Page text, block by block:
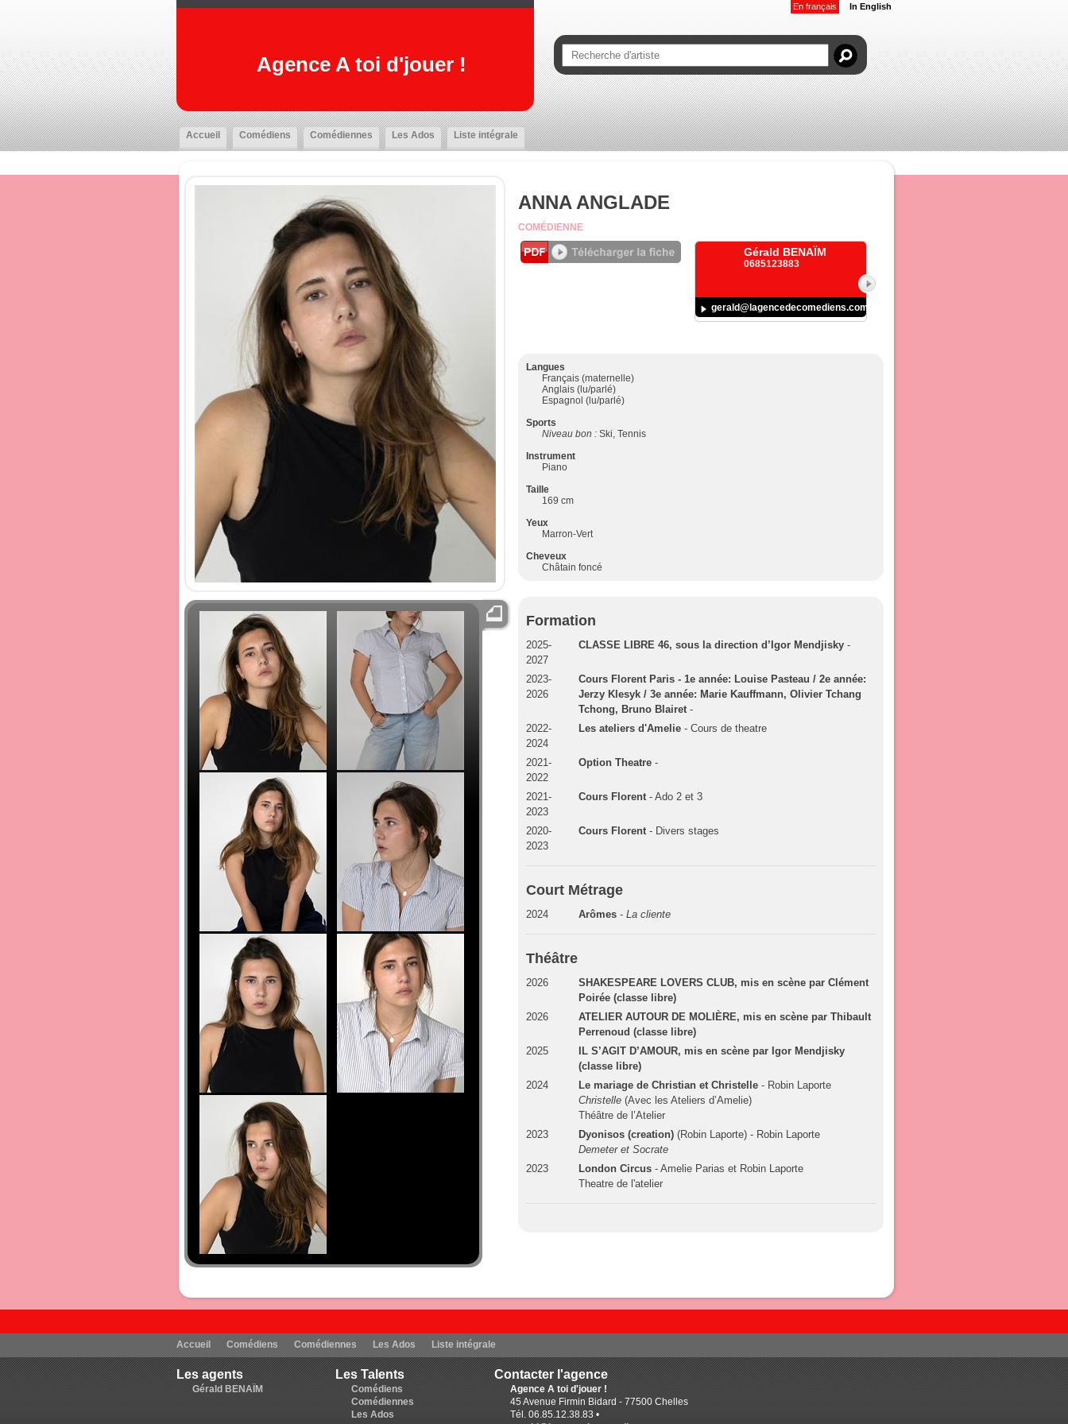
Agence A toi d'jouer !
En français In English
Accueil Comédiens Comédiennes Les Ados Liste intégrale
ANNA ANGLADE
COMÉDIENNE
Gérald BENAÏM
0685123883
gerald@lagencedecomediens.com
Langues
Français (maternelle)
Anglais (lu/parlé)
Espagnol (lu/parlé)
Sports
Niveau bon : Ski, Tennis
Instrument
Piano
Taille
169 cm
Yeux
Marron-Vert
Cheveux
Châtain foncé
Formation
2025-
2027
CLASSE LIBRE 46, sous la direction d’Igor Mendjisky -
2023-
2026
Cours Florent Paris - 1e année: Louise Pasteau / 2e année:
Jerzy Klesyk / 3e année: Marie Kauffmann, Olivier Tchang
Tchong, Bruno Blairet-
2022-
2024
Les ateliers d'Amelie - Cours de theatre
2021-
2022
Option Theatre -
2021-
2023
Cours Florent- Ado 2 et 3
2020-
2023
Cours Florent- Divers stages
Court Métrage
2024 Arômes -La cliente
Théâtre
2026
SHAKESPEARE LOVERS CLUB, mis en scène par Clément
Poirée (classe libre)
2026
ATELIER AUTOUR DE MOLIÈRE, mis en scène par Thibault
Perrenoud (classe libre)
2025
IL S’AGIT D’AMOUR, mis en scène par Igor Mendjisky
(classe libre)
2024
Le mariage de Christian et Christelle - Robin Laporte
Christelle (Avec les Ateliers d’Amelie)
Théâtre de l’Atelier
2023
Dyonisos (creation) (Robin Laporte) - Robin Laporte
Demeter et Socrate
2023
London Circus - Amelie Parias et Robin Laporte
Theatre de l'atelier
Accueil Comédiens Comédiennes Les Ados Liste intégrale
Les agents
Gérald BENAÏM
Les Talents
Comédiens
Comédiennes
Les Ados
Contacter l'agence
Agence A toi d'jouer !
45 Avenue Firmin Bidard - 77500 Chelles
Tél. 06.85.12.38.83 •